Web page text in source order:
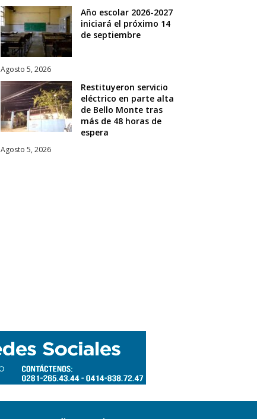
Año escolar 2026-2027
iniciará el próximo 14
de septiembre
Agosto 5, 2026
Restituyeron servicio
eléctrico en parte alta
de Bello Monte tras
más de 48 horas de
espera
Agosto 5, 2026